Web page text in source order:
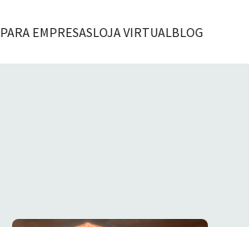
PARA EMPRESASLOJA VIRTUALBLOG